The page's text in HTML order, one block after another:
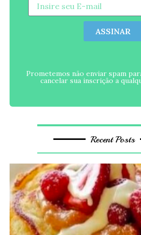
ASSINAR
Prometemos não enviar spam
cancelar sua inscrição a
Recent Posts